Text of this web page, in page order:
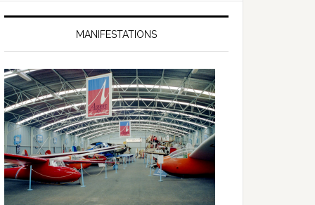
MANIFESTATIONS